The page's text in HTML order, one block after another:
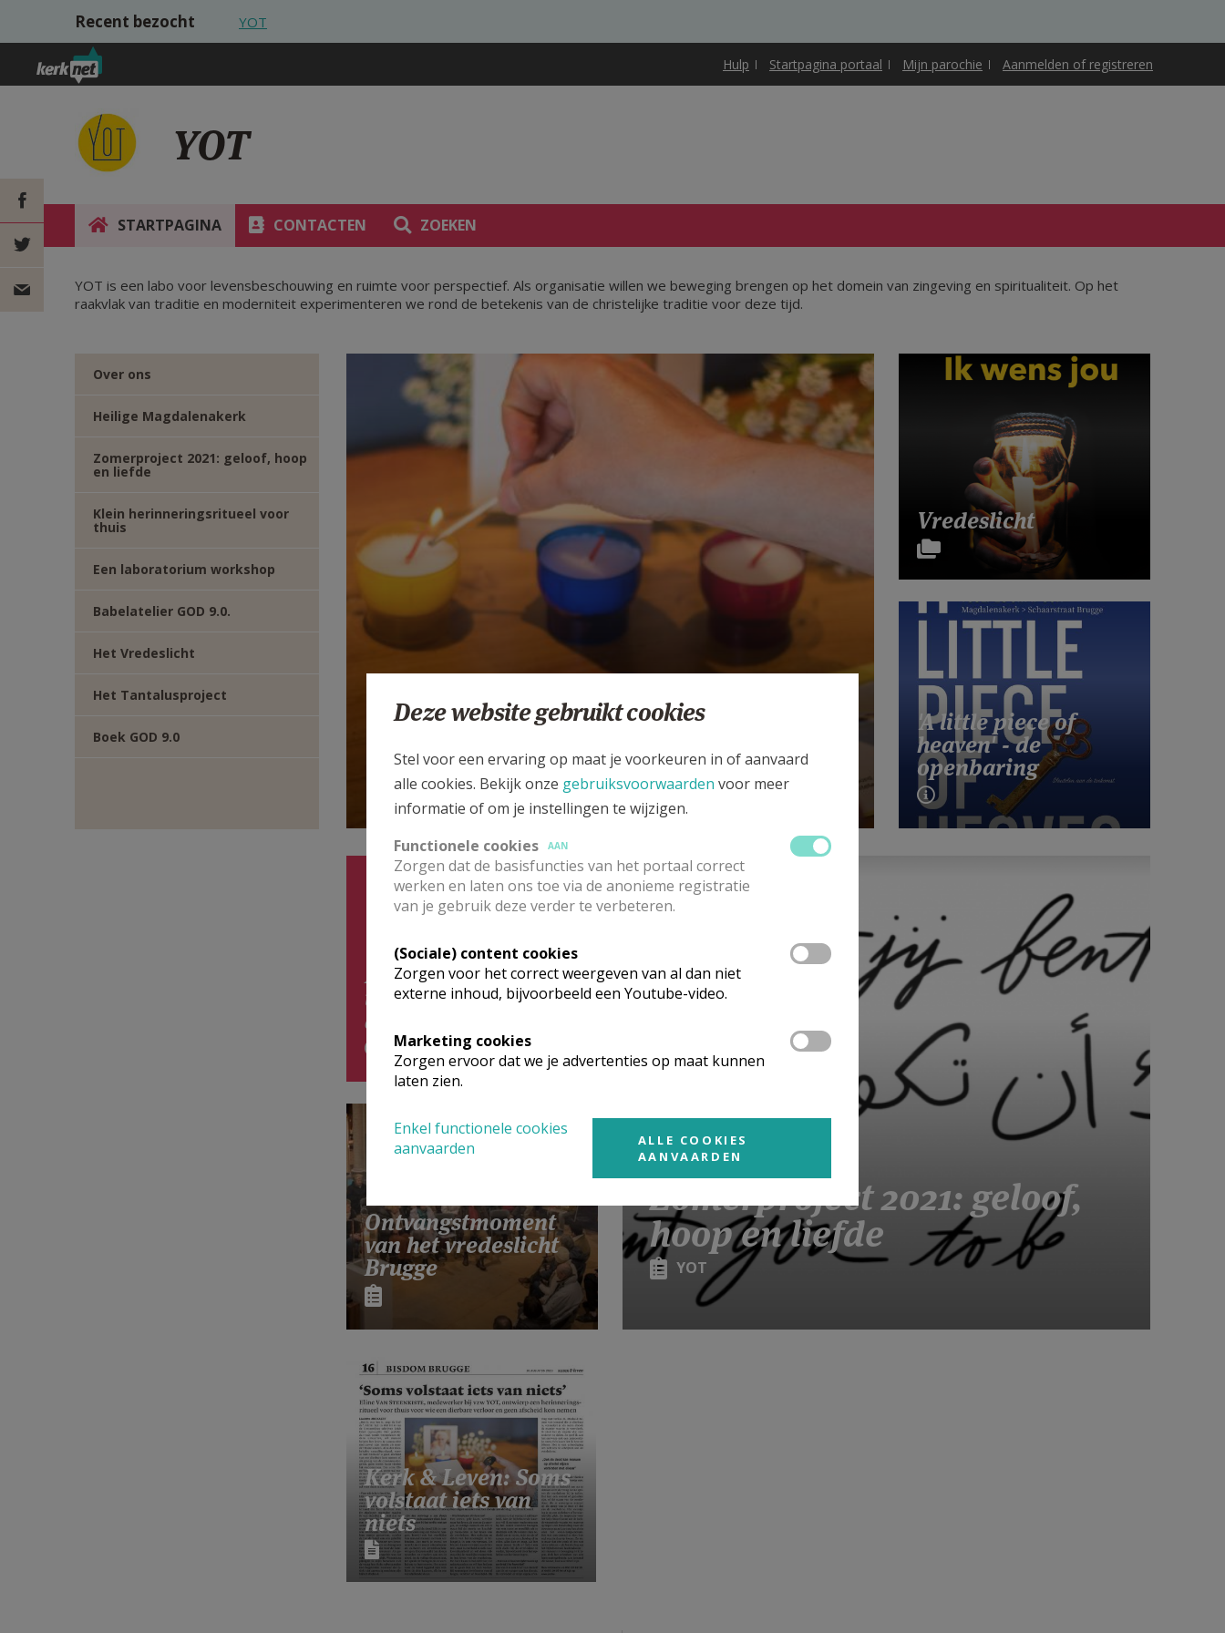
Overslaan en naar de inhoud gaan
Recent bezocht YOT
Hulp Startpagina portaal Mijn parochie Aanmelden of registreren
YOT
STARTPAGINA CONTACTEN ZOEKEN
YOT is een labo voor levensbeschouwing en ruimte voor perspectief. Als organisatie willen we beweging brengen op het domein van zingeving en spiritualiteit. Op het
raakvlak van traditie en moderniteit experimenteren we rond de betekenis van de christelijke traditie voor deze tijd.
DEEL OP
FACEBOOK
DEEL OP
Over ons
Heilige Magdalenakerk
Zomerproject 2021: geloof, hoop
en liefde
Klein herinneringsritueel voor
thuis
Een laboratorium workshop
Babelatelier GOD 9.0.
Het Vredeslicht
Het Tantalusproject
Boek GOD 9.0
klein herinneringsritueel
voor thuis
YOT
Vredeslicht
'A little piece of
heaven' - de
openbaring
Ruimte voor de
toekomst die zich
aandient.
Ontvangstmoment
van het vredeslicht
Brugge
Zomerproject 2021: geloof,
hoop en liefde
YOT
Kerk & Leven: Soms
volstaat iets van
niets
Deze website gebruikt cookies
Stel voor een ervaring op maat je voorkeuren in of aanvaard
alle cookies. Bekijk onze gebruiksvoorwaarden voor meer
informatie of om je instellingen te wijzigen.
Functionele cookies
AAN
Zorgen dat de basisfuncties van het portaal correct
werken en laten ons toe via de anonieme registratie
van je gebruik deze verder te verbeteren.
(Sociale) content cookies
Zorgen voor het correct weergeven van al dan niet
externe inhoud, bijvoorbeeld een Youtube-video.
Marketing cookies
Zorgen ervoor dat we je advertenties op maat kunnen
laten zien.
Enkel functionele cookies
aanvaarden
ALLE COOKIES
AANVAARDEN